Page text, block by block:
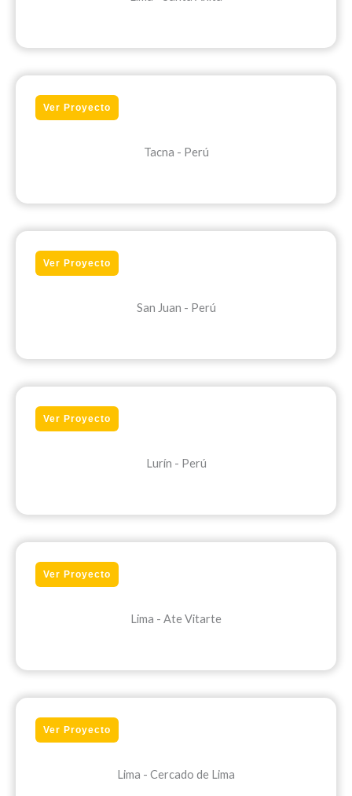
Ver Proyecto
Tacna - Perú
Ver Proyecto
San Juan - Perú
Ver Proyecto
Lurín - Perú
Ver Proyecto
Lima - Ate Vitarte
Ver Proyecto
Lima - Cercado de Lima